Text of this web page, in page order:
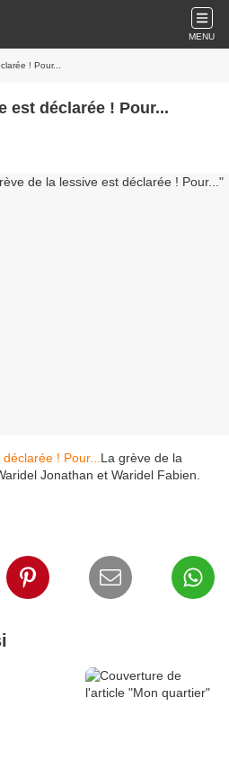
MENU
! Pour...
est déclarée ! Pour...
La grève de la
Jonathan et Waridel Fabien.